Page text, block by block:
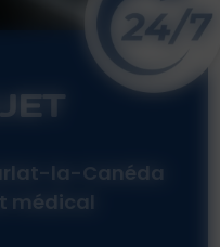
la-Canéda
médical